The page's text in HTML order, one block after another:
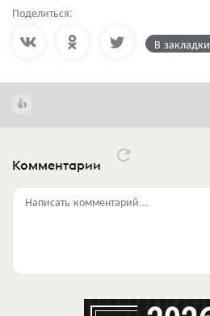
Поделиться:
В закладки
Комментарии
Написать комментарий...